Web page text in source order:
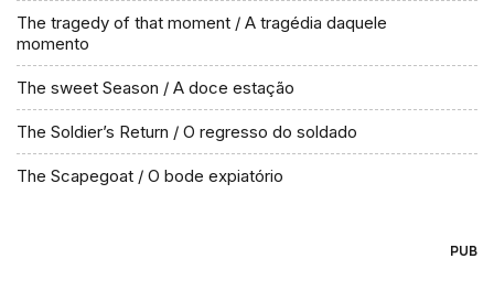
The tragedy of that moment / A tragédia daquele
momento
The sweet Season / A doce estação
The Soldier’s Return / O regresso do soldado
The Scapegoat / O bode expiatório
PUB